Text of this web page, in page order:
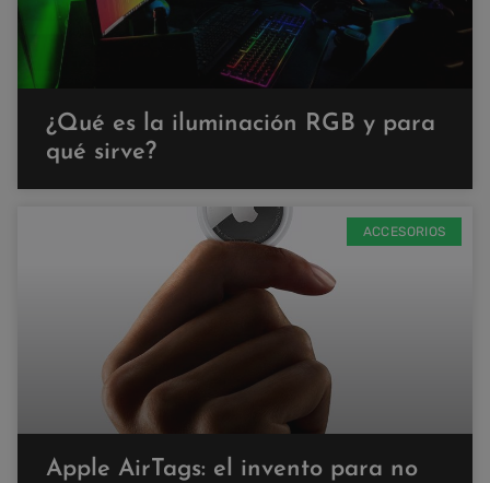
¿Qué es la iluminación RGB y para
qué sirve?
ACCESORIOS
Apple AirTags: el invento para no